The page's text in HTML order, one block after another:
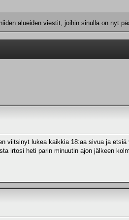
alueiden viestit, joihin sinulla on nyt
lukea kaikkia 18:aa sivua ja
irtosi heti parin minuutin ajon jälkeen